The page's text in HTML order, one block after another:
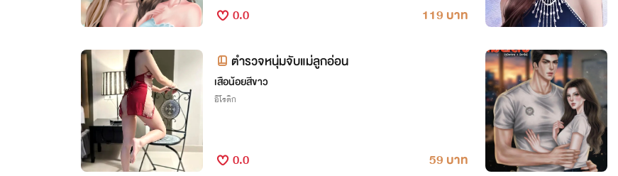
0.0 119 บาท
ตำรวจหนุ่มจับแม่ลูกอ่อน
เสือน้อยสีขาว
อีโรติก
0.0 59 บาท